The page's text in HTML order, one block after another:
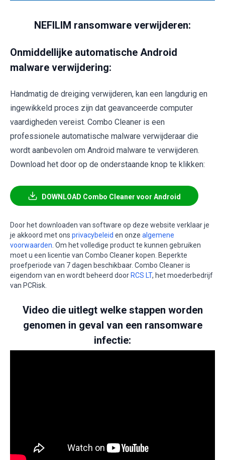
NEFILIM ransomware verwijderen:
Onmiddellijke automatische Android
malware verwijdering:
Handmatig de dreiging verwijderen, kan een langdurig en
ingewikkeld proces zijn dat geavanceerde computer
vaardigheden vereist. Combo Cleaner is een
professionele automatische malware verwijderaar die
wordt aanbevolen om Android malware te verwijderen.
Download het door op de onderstaande knop te klikken:
DOWNLOAD Combo Cleaner voor Android
Door het downloaden van software op deze website verklaar je
je akkoord met ons privacybeleid en onze algemene
voorwaarden . Om het volledige product te kunnen gebruiken
moet u een licentie van Combo Cleaner kopen. Beperkte
proefperiode van 7 dagen beschikbaar. Combo Cleaner is
eigendom van en wordt beheerd door RCS LT, het moederbedrijf
van PCRisk.
Video die uitlegt welke stappen worden
genomen in geval van een ransomware
infectie: